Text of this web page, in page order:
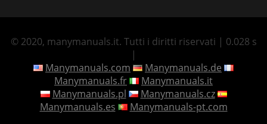
© 2020, manymanuals.it. Tutti i diritti riservati | 0.028 s
|
Manymanuals.com
Manymanuals.de
Manymanuals.fr
Manymanuals.it
Manymanuals.pl
Manymanuals.cz
Manymanuals.es
Manymanuals-pt.com